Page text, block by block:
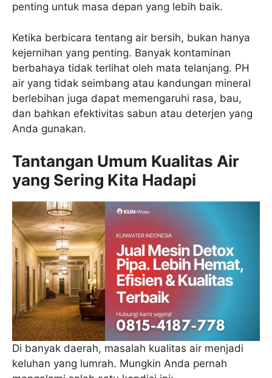
penting untuk masa depan yang lebih baik.
Ketika berbicara tentang air bersih, bukan hanya
kejernihan yang penting. Banyak kontaminan
berbahaya tidak terlihat oleh mata telanjang. PH
air yang tidak seimbang atau kandungan mineral
berlebihan juga dapat memengaruhi rasa, bau,
dan bahkan efektivitas sabun atau deterjen yang
Anda gunakan.
Tantangan Umum Kualitas Air
yang Sering Kita Hadapi
Di banyak daerah, masalah kualitas air menjadi
keluhan yang lumrah. Mungkin Anda pernah